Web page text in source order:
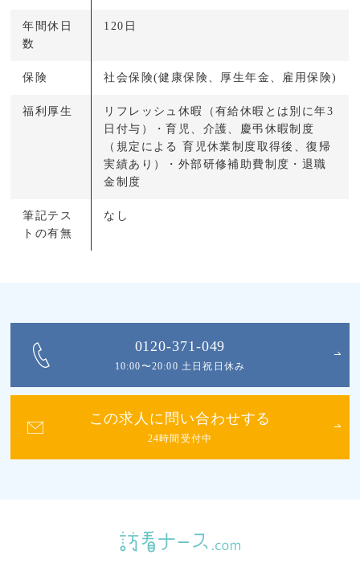
年間休日
数
120日
保険 社会保険(健康保険、厚生年金、雇用保険)
福利厚生
リフレッシュ休暇（有給休暇とは別に年3
日付与）・育児、介護、慶弔休暇制度
（規定による 育児休業制度取得後、復帰
実績あり）・外部研修補助費制度・退職
金制度
筆記テス
トの有無
なし
0120-371-049
10:00〜20:00 土日祝日休み
この求人に問い合わせする
24時間受付中